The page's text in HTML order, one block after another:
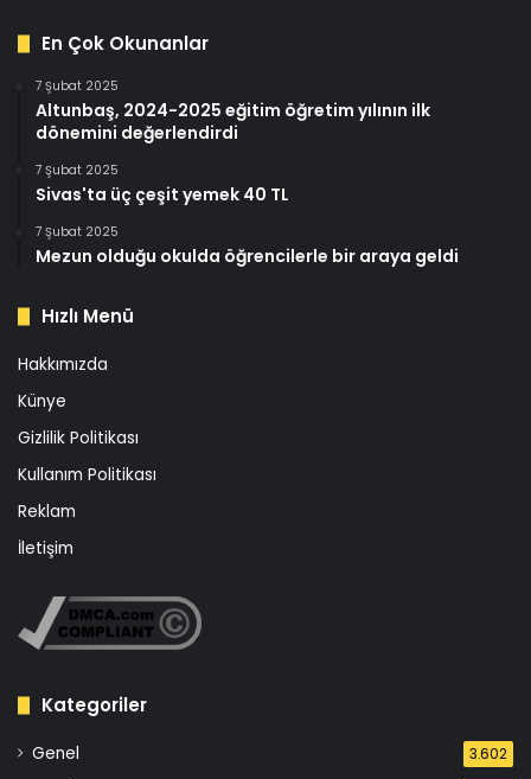
En Çok Okunanlar
7 Şubat 2025
Altunbaş, 2024-2025 eğitim öğretim yılının ilk
dönemini değerlendirdi
7 Şubat 2025
Sivas'ta üç çeşit yemek 40 TL
7 Şubat 2025
Mezun olduğu okulda öğrencilerle bir araya geldi
Hızlı Menü
Hakkımızda
Künye
Gizlilik Politikası
Kullanım Politikası
Reklam
İletişim
Kategoriler
Genel 3.602